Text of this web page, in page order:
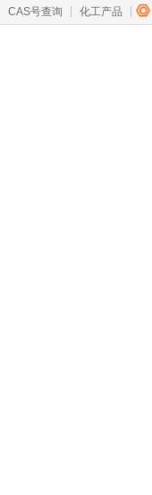
CAS号查询 化工产品